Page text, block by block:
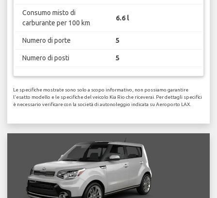
Consumo misto di
carburante per 100 km
6.6 l
Numero di porte 5
Numero di posti 5
Le specifiche mostrate sono solo a scopo informativo, non possiamo garantire
l'esatto modello e le specifiche del veicolo Kia Rio che riceverai. Per dettagli specifici
è necessario verificare con la società di autonoleggio indicata su Aeroporto LAX.